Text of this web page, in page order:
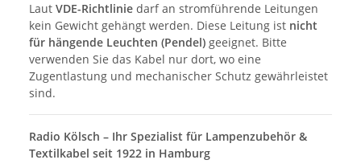
Laut VDE-Richtlinie darf an stromführende Leitungen
kein Gewicht gehängt werden. Diese Leitung ist nicht
für hängende Leuchten (Pendel) geeignet. Bitte
verwenden Sie das Kabel nur dort, wo eine
Zugentlastung und mechanischer Schutz gewährleistet
sind.
Radio Kölsch – Ihr Spezialist für Lampenzubehör &
Textilkabel seit 1922 in Hamburg